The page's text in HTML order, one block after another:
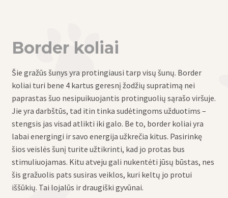
Border koliai
Šie gražūs šunys yra protingiausi tarp visų šunų. Border
koliai turi bene 4 kartus geresnį žodžių supratimą nei
paprastas šuo nesipuikuojantis protinguolių sąrašo viršuje.
Jie yra darbštūs, tad itin tinka sudėtingoms užduotims –
stengsis jas visad atlikti iki galo. Be to, border koliai yra
labai energingi ir savo energija užkrečia kitus. Pasirinkę
šios veislės šunį turite užtikrinti, kad jo protas bus
stimuliuojamas. Kitu atveju gali nukentėti jūsų būstas, nes
šis gražuolis pats susiras veiklos, kuri keltų jo protui
iššūkių. Tai lojalūs ir draugiški gyvūnai.